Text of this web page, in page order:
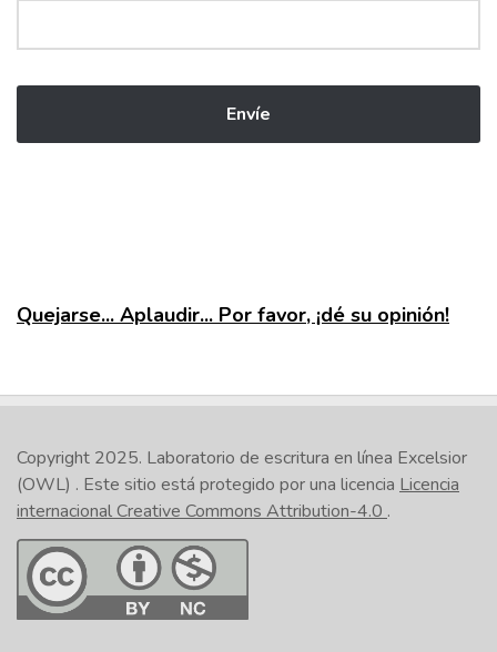
Quejarse... Aplaudir... Por favor, ¡dé su opinión!
Copyright 2025. Laboratorio de escritura en línea Excelsior
(OWL) . Este sitio está protegido por una licencia Licencia
internacional Creative Commons Attribution-4.0 .